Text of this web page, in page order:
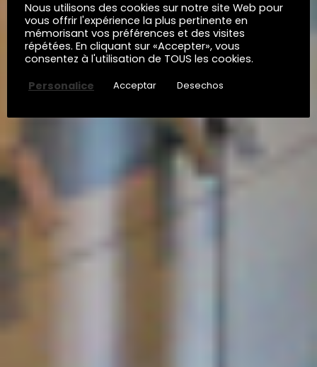
Nous utilisons des cookies sur notre site Web pour
vous offrir l'expérience la plus pertinente en
mémorisant vos préférences et des visites
répétées. En cliquant sur «Accepter», vous
consentez à l'utilisation de TOUS les cookies.
Personalice
Acceptar Desechos